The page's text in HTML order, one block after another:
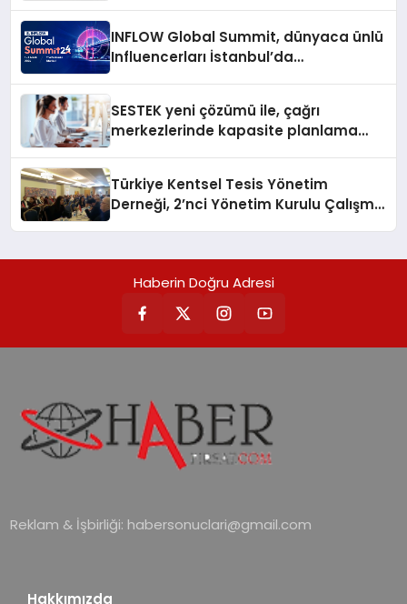
INFLOW Global Summit, dünyaca ünlü
Influencerları İstanbul’da
SESTEK yeni çözümü ile, çağrı
merkezlerinde kapasite planlama
Türkiye Kentsel Tesis Yönetim
Derneği, 2’nci Yönetim Kurulu Çalışma
Haberin Doğru Adresi
Reklam & İşbirliği: habersonuclari@gmail.com
Hakkımızda